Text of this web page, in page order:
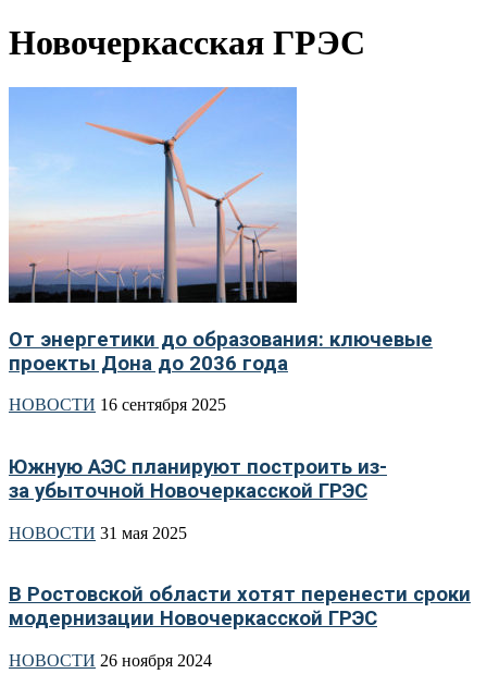
Новочеркасская ГРЭС
От энергетики до образования: ключевые
проекты Дона до 2036 года
НОВОСТИ 16 сентября 2025
Южную АЭС планируют построить из-
за убыточной Новочеркасской ГРЭС
НОВОСТИ 31 мая 2025
В Ростовской области хотят перенести сроки
модернизации Новочеркасской ГРЭС
НОВОСТИ 26 ноября 2024